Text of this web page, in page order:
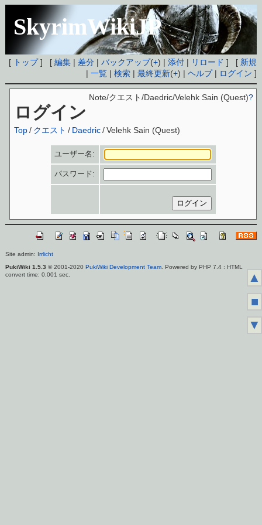
SkyrimWikiJP
[ トップ] [編集 | 差分 |バックアップ(+) |添付 | リロード ] [ 新規
|一覧 |検索 |最終更新(+) |ヘルプ| ログイン ]
ログイン
Note/クエスト/Daedric/Velehk Sain (Quest)?
Top / クエスト / Daedric/ Velehk Sain (Quest)
ユーザー名:
パスワード:
Site admin: Irrlicht
PukiWiki 1.5.3 © 2001-2020 PukiWiki Development Team. Powered by PHP 7.4 : HTML
convert time: 0.001 sec.
▲
■
▼